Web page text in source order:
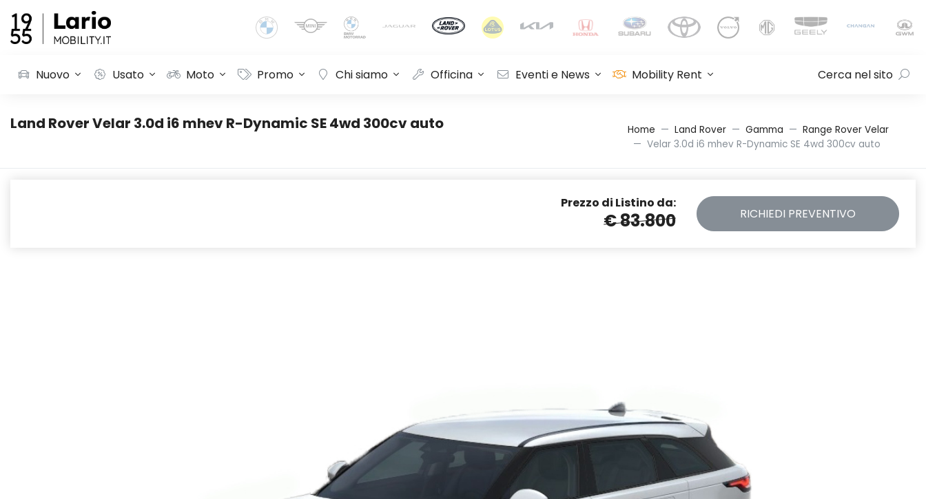
Nuovo Usato Moto Promo Chi siamo Officina Eventi e News Mobility Rent Cerca nel sito
Land Rover Velar 3.0d i6 mhev R-Dynamic SE 4wd 300cv auto Home Land Rover Gamma
Range Rover Velar
Velar 3.0d i6 mhev R-Dynamic SE 4wd 300cv auto
Prezzo di Listino da:
€ 83.800 RICHIEDI PREVENTIVO